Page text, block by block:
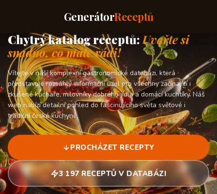
GenerátorReceptů
Chytrý katalog receptů:Uvařte si
snadno, co máte rádi!
Vítejte v naší komplexní gastronomické databázi, která
představuje rozsáhlý informační uzel pro všechny začínající i
zkušené kuchaře, milovníky dobrého jídla a domácí kuchtíky. Náš
web nabízí detailní pohled do fascinujícího světa světové i
tradiční české kuchyně.
PROCHÁZET RECEPTY
3 197 RECEPTŮ V DATABÁZI